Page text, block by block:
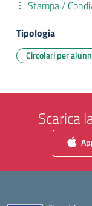
Stampa /
Tipologia
Circolari per
Scarica